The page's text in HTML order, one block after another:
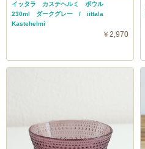
イッタラ カステヘルミ ボウル
230ml ダークグレー / iittala
Kastehelmi
￥2,970